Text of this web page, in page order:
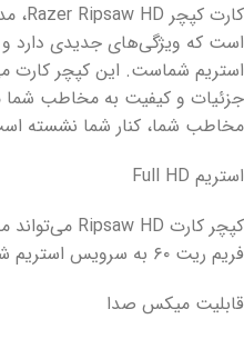
است که ویژگی‌های جدیدی دارد و
استریم شماست. این کپچر کارت
جزئیات و کیفیت به مخاطب شما
مخاطب شما، کنار شما نشسته
استریم Full HD
فریم ریت ۶۰ به سرویس استریم شما انتقال دهد.
قابلیت میکس صدا